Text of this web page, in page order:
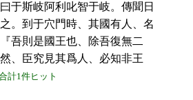
于斯岐阿利叱智于岐。傳聞日
。到于穴門時、其國有人、名
吾則是國王也、除吾復無二
、臣究見其爲人、必知非王
計1件ヒット